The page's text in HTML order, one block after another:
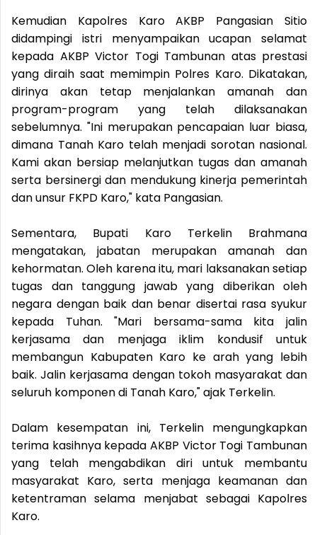
Kemudian Kapolres Karo AKBP Pangasian Sitio
didampingi istri menyampaikan ucapan selamat
kepada AKBP Victor Togi Tambunan atas prestasi
yang diraih saat memimpin Polres Karo. Dikatakan,
dirinya akan tetap menjalankan amanah dan
program-program yang telah dilaksanakan
sebelumnya. "Ini merupakan pencapaian luar biasa,
dimana Tanah Karo telah menjadi sorotan nasional.
Kami akan bersiap melanjutkan tugas dan amanah
serta bersinergi dan mendukung kinerja pemerintah
dan unsur FKPD Karo," kata Pangasian.
Sementara, Bupati Karo Terkelin Brahmana
mengatakan, jabatan merupakan amanah dan
kehormatan. Oleh karena itu, mari laksanakan setiap
tugas dan tanggung jawab yang diberikan oleh
negara dengan baik dan benar disertai rasa syukur
kepada Tuhan. "Mari bersama-sama kita jalin
kerjasama dan menjaga iklim kondusif untuk
membangun Kabupaten Karo ke arah yang lebih
baik. Jalin kerjasama dengan tokoh masyarakat dan
seluruh komponen di Tanah Karo," ajak Terkelin.
Dalam kesempatan ini, Terkelin mengungkapkan
terima kasihnya kepada AKBP Victor Togi Tambunan
yang telah mengabdikan diri untuk membantu
masyarakat Karo, serta menjaga keamanan dan
ketentraman selama menjabat sebagai Kapolres
Karo.